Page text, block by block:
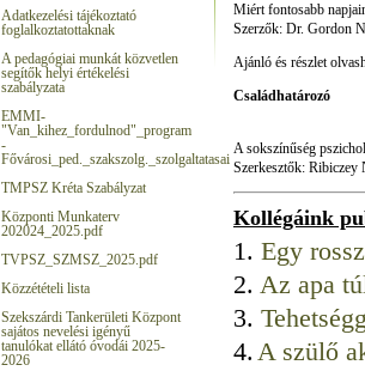
Adatkezelési tájékoztató
foglalkoztatottaknak
A pedagógiai munkát közvetlen
segítők helyi értékelési
szabályzata
EMMI-
"Van_kihez_fordulnod"_program
-
Fővárosi_ped._szakszolg._szolgaltatasai
TMPSZ Kréta Szabályzat
Központi Munkaterv
202024_2025.pdf
TVPSZ_SZMSZ_2025.pdf
Közzétételi lista
Szekszárdi Tankerületi Központ
sajátos nevelési igényű
tanulókat ellátó óvodái 2025-
2026
Miért fontosabb
Szerzők: Dr. Gordon
Ajánló és részlet
Családhatározó
A sokszínűség
Szerkesztők: Ribiczey
Kollégáink
1. Egy
2. Az apa
3.
4. A szülő